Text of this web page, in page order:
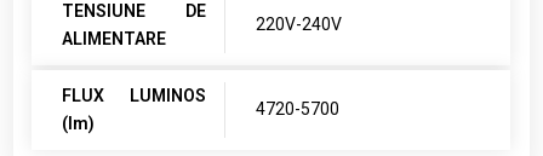
TENSIUNE DE
ALIMENTARE
220V-240V
FLUX LUMINOS
(lm)
4720-5700